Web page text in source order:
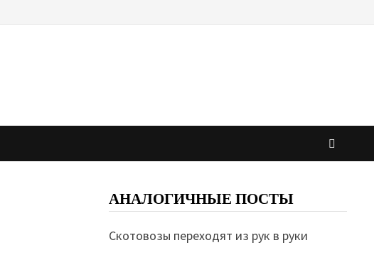
АНАЛОГИЧНЫЕ ПОСТЫ
Скотовозы переходят из рук в руки